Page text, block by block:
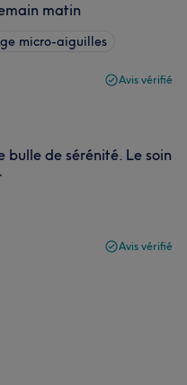
matin
micro-aiguilles
Avis vérifié
bulle de sérénité. Le soin
Avis vérifié